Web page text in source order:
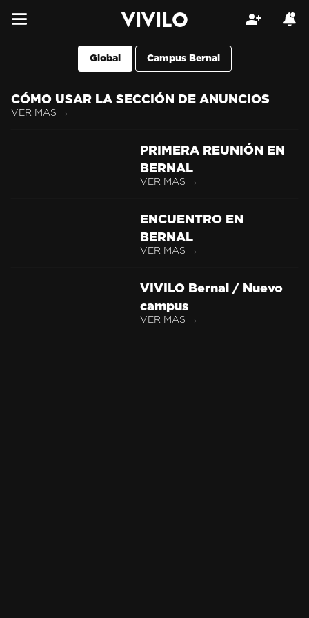
VIVILO
Global Campus Bernal
CÓMO USAR LA SECCIÓN DE ANUNCIOS
VER MÁS →
PRIMERA REUNIÓN EN
BERNAL
VER MÁS →
ENCUENTRO EN
BERNAL
VER MÁS →
VIVILO Bernal / Nuevo
campus
VER MÁS →